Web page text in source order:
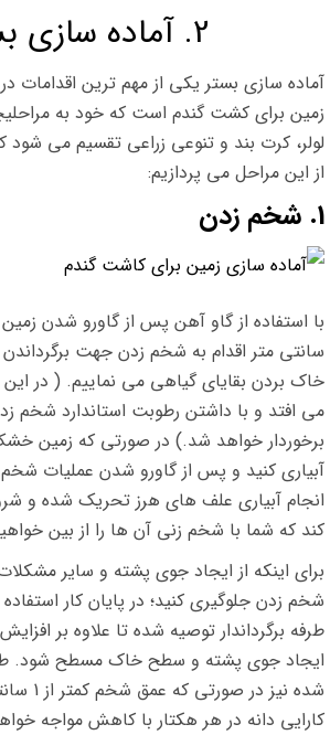
2. آماده سازی بستر
آماده سازی بستر یکی از مهم ترین اقدامات
زمین برای کشت گندم است که خود به
لولر، کرت بند و تنوعی زراعی تقسیم می شود
از این مراحل می پردازیم:
1. شخم زدن
سانتی متر اقدام به شخم زدن جهت
خاک بردن بقایای گیاهی می نماییم. ( در
می افتد و با داشتن رطوبت استاندارد شخم
برخوردار خواهد شد.) در صورتی که زمین
آبیاری کنید و پس از گاورو شدن عملیات شخم
انجام آبیاری علف های هرز تحریک شده و
کند که شما با شخم زنی آن ها را از بین
برای اینکه از ایجاد جوی پشته و سایر
شخم زدن جلوگیری کنید؛ در پایان کار
طرفه برگرداندار توصیه شده تا علاوه بر افزایش
ایجاد جوی پشته و سطح خاک مسطح شود.
شده نیز
کارایی دانه در هر هکتار با کاهش مواجه